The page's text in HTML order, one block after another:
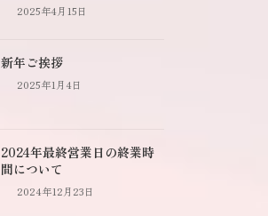
2025年4月15日
新年ご挨拶
2025年1月4日
2024年最終営業日の終業時
間について
2024年12月23日